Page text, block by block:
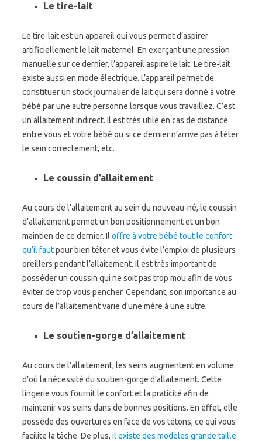
Le tire-lait
Le tire-lait est un appareil qui vous permet d’aspirer
artificiellement le lait maternel. En exerçant une pression
manuelle sur ce dernier, l’appareil aspire le lait. Le tire-lait
existe aussi en mode électrique. L’appareil permet de
constituer un stock journalier de lait qui sera donné à votre
bébé par une autre personne lorsque vous travaillez. C’est
un allaitement indirect. Il est très utile en cas de distance
entre vous et votre bébé ou si ce dernier n’arrive pas à téter
le sein correctement, etc.
Le coussin d’allaitement
Au cours de l’allaitement au sein du nouveau-né, le coussin
d’allaitement permet un bon positionnement et un bon
maintien de ce dernier. Il offre à votre bébé tout le confort
qu’il fautpour bien téter et vous évite l’emploi de plusieurs
oreillers pendant l’allaitement. Il est très important de
posséder un coussin qui ne soit pas trop mou afin de vous
éviter de trop vous pencher. Cependant, son importance au
cours de l’allaitement varie d’une mère à une autre.
Le soutien-gorge d’allaitement
Au cours de l’allaitement, les seins augmentent en volume
d’où la nécessité du soutien-gorge d’allaitement. Cette
lingerie vous fournit le confort et la praticité afin de
maintenir vos seins dans de bonnes positions. En effet, elle
possède des ouvertures en face de vos tétons, ce qui vous
facilite la tâche. De plus, il existe des modèles grande taille